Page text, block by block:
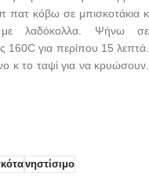
πατ κόβω σε μπισκοτάκια κ
λαδόκολλα. Ψήνω σε
για περίπου 15 λεπτά.
κ το ταψί για να κρυώσουν.
νηστίσιμο